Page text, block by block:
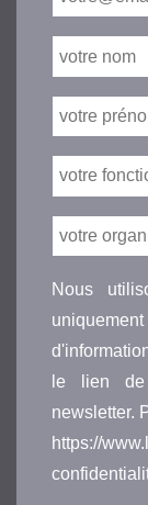
Nous
le lien de
newsletter.
https://